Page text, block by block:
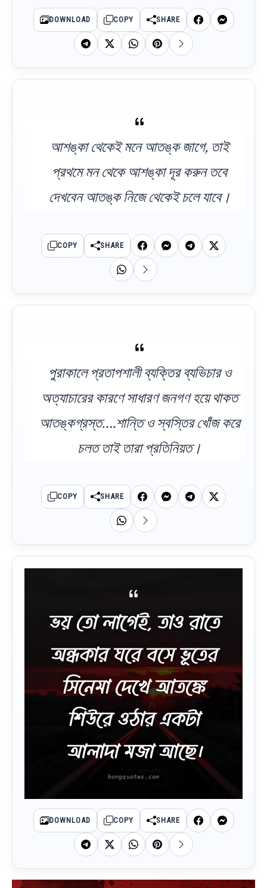
DOWNLOAD COPY SHARE
আশঙ্কা থেকেই মনে আতঙ্ক জাগে, তাই
প্রথমে মন থেকে আশঙ্কা দূর করুন তবে
দেখবেন আতঙ্ক নিজে থেকেই চলে যাবে।
COPY SHARE
পুরাকালে প্রতাপশালী ব্যক্তির ব্যভিচার ও
অত্যাচারের কারণে সাধারণ জনগণ হয়ে থাকত
আতঙ্কগ্রস্ত….শান্তি ও স্বস্তির খোঁজ করে
চলত তাই তারা প্রতিনিয়ত।
COPY SHARE
ভয় তো লাগেই, তাও রাতে
অন্ধকার ঘরে বসে ভূতের
সিনেমা দেখে আতঙ্কে
শিউরে ওঠার একটা
আলাদা মজা আছে।
DOWNLOAD COPY SHARE